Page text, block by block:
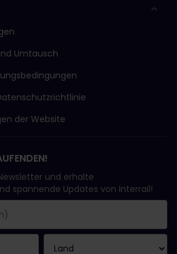
Umtausch
der Website
und erhalte
spannende Updates von Interrail!